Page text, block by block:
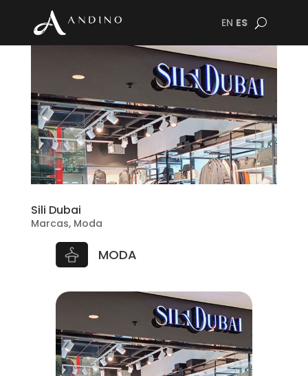
EN ES
Sili Dubai
Marcas, Moda
MODA